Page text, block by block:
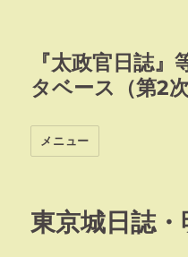
『太政官日誌
タベース（第2
メニュー
東京城日誌